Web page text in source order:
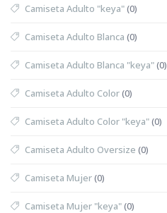
Camiseta Adulto "keya"(0)
Camiseta Adulto Blanca (0)
Camiseta Adulto Blanca "keya"(0)
Camiseta Adulto Color(0)
Camiseta Adulto Color "keya"(0)
Camiseta Adulto Oversize (0)
Camiseta Mujer(0)
Camiseta Mujer "keya"(0)